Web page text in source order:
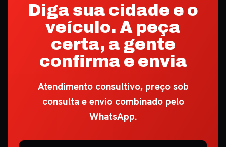
Diga sua cidade e o
veículo. A peça
certa, a gente
confirma e envia
Atendimento consultivo, preço sob
consulta e envio combinado pelo
WhatsApp.